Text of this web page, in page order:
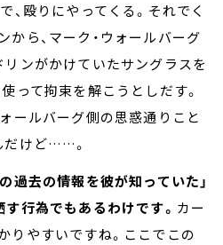
、殴りにやってくる。それでく
ら、マーク・ウォールバーグ
リンがかけていたサングラスを
って拘束を解こうとしだす。
ールバーグ側の思惑通りこと
だけど……。
過去の情報を彼が知っていた」
行為でもあるわけです。 カー
りやすいですね。ここでこの